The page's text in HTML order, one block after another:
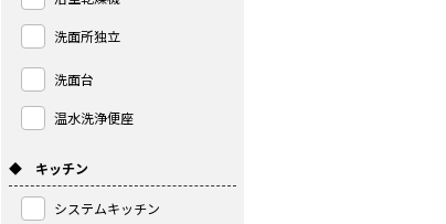
洗面所独立
洗面台
温水洗浄便座
◆ キッチン
システムキッチン